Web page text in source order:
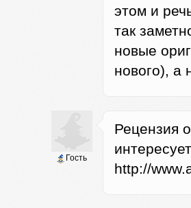
этом и
так
новые
нового), а
Гость
Рецензия
http://